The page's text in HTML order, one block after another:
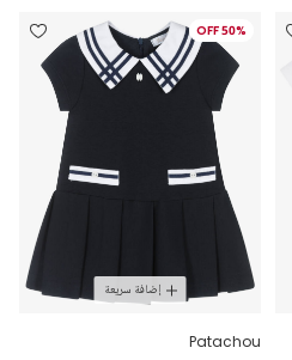
50% OFF
إضافة سريعة
Patachou